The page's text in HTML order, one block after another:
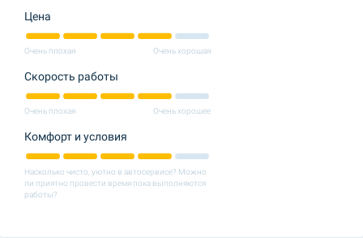
Цена
Очень плохая Очень хорошая
Скорость работы
Очень плохая Очень хорошее
Комфорт и условия
Насколько чисто, уютно в автосервисе? Можно
ли приятно провести время пока выполняются
работы?